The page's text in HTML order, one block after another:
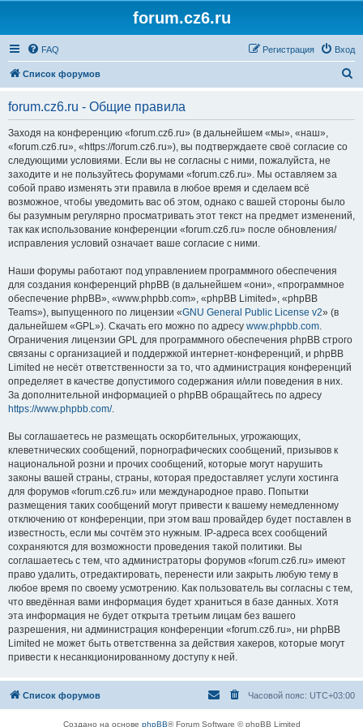
forum.cz6.ru
FAQ Вход
Регистрация
Список форумов
forum.cz6.ru - Общие правила
Заходя на конференцию «forum.cz6.ru» (в дальнейшем «мы», «наш»,
«forum.cz6.ru», «https://forum.cz6.ru»), вы подтверждаете своё согласие со
следующими условиями. Если вы не согласны с ними, пожалуйста, не
заходите и не пользуйтесь форумами «forum.cz6.ru». Мы оставляем за
собой право изменять эти правила в любое время и сделаем всё
возможное, чтобы уведомить вас об этом, однако с вашей стороны было
бы разумным регулярно просматривать этот текст на предмет изменений,
так как использование конференции «forum.cz6.ru» после обновления/
исправления условий означает ваше согласие с ними.
Наши форумы работают под управлением программного обеспечения
для создания конференций phpBB (в дальнейшем «они», «программное
обеспечение phpBB», «www.phpbb.com», «phpBB Limited», «phpBB
Teams»), выпущенного по лицензии «GNU General Public License v2» (в
дальнейшем «GPL»). Скачать его можно по адресу www.phpbb.com.
Ограничения лицензии GPL для программного обеспечения phpBB строго
связаны с организацией и поддержкой интернет-конференций, и phpBB
Limited не несёт ответственности за то, что администрация конференций
определяет в качестве допустимого содержания и/или поведения в них.
За дополнительной информацией о phpBB обращайтесь по адресу
https://www.phpbb.com/.
Вы соглашаетесь не размещать оскорбительных, угрожающих,
клеветнических сообщений, порнографических сообщений, призывов к
национальной розни и прочих сообщений, которые могут нарушить
законы вашей страны, страны, которая предоставляет услуги хостинга
для форумов «forum.cz6.ru» или международное право. Попытки
размещения таких сообщений могут привести к вашему немедленному
отключению от конференции, при этом ваш провайдер будет поставлен в
известность, если мы сочтём это нужным. IP-адреса всех сообщений
сохраняются для возможности проведения такой политики. Вы
соглашаетесь с тем, что администраторы форумов «forum.cz6.ru» имеют
право удалить, отредактировать, перенести или закрыть любую тему в
любое время по своему усмотрению. Как пользователь вы согласны с тем,
что введённая вами информация будет храниться в базе данных. Хотя
эта информация не будет открыта третьим лицам без вашего
разрешения, ни администрация конференции «forum.cz6.ru», ни phpBB
Limited не может быть ответственна за действия хакеров, которые могут
привести к несанкционированному доступу к ней.
Список форумов Часовой пояс: UTC+03:00
Создано на основе phpBB® Forum Software © phpBB Limited